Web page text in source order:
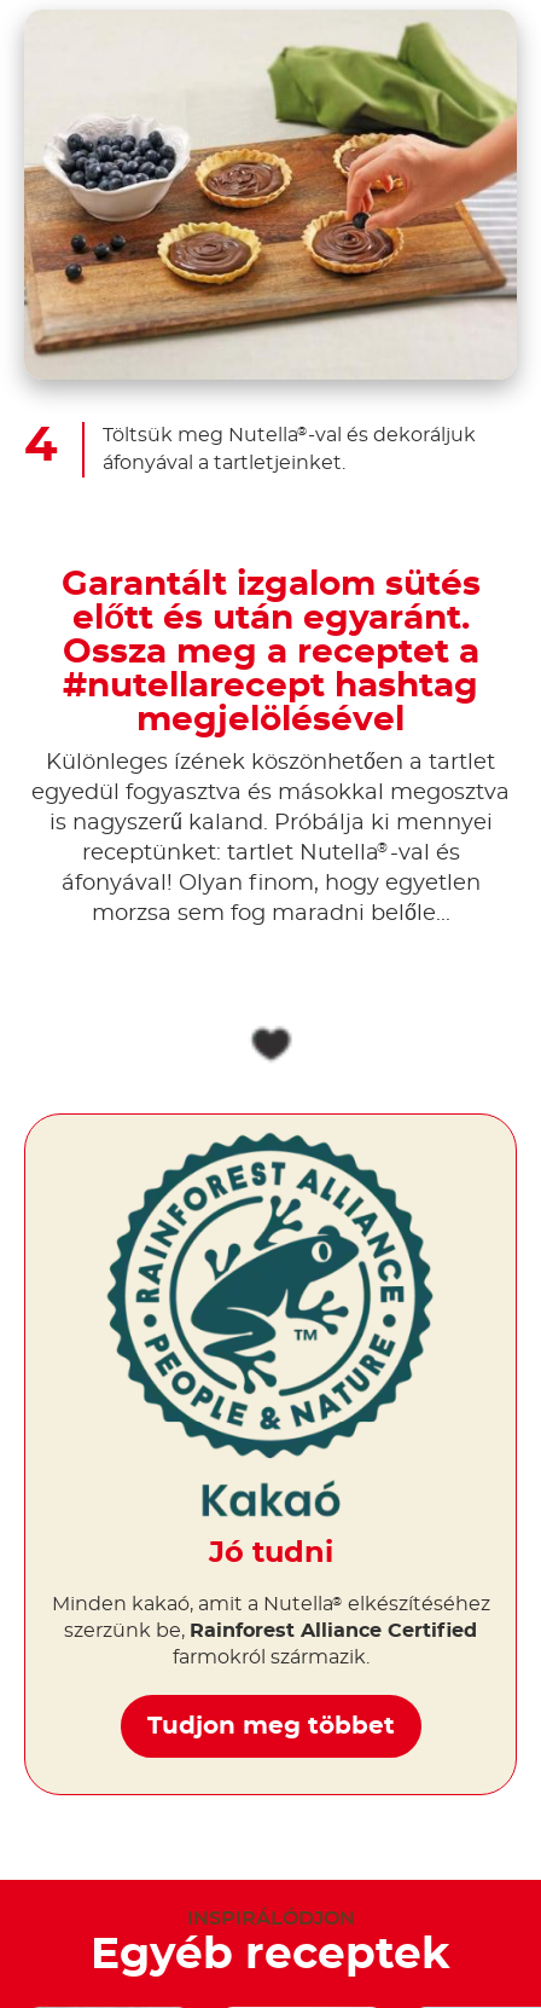
Töltsük meg Nutella® -val és dekoráljuk
áfonyával a tartletjeinket.
Garantált izgalom sütés
előtt és után egyaránt.
Ossza meg a receptet a
#nutellarecept hashtag
megjelölésével
Különleges ízének köszönhetően a tartlet
egyedül fogyasztva és másokkal megosztva
is nagyszerű kaland. Próbálja ki mennyei
receptünket: tartlet Nutella® -val és
áfonyával! Olyan finom, hogy egyetlen
morzsa sem fog maradni belőle...
Jó tudni
Minden kakaó, amit a Nutella® elkészítéséhez
szerzünk be, Rainforest Alliance Certified
farmokról származik.
Tudjon meg többet
INSPIRÁLÓDJON
Egyéb receptek